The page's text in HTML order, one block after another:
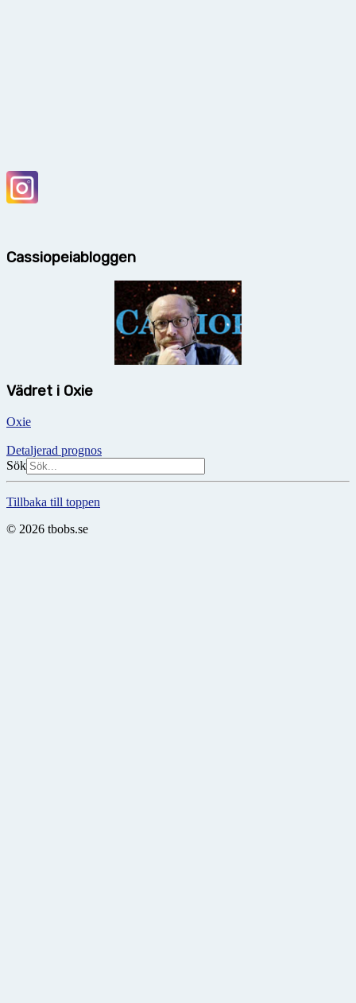
Cassiopeiabloggen
Vädret i Oxie
Oxie
Detaljerad prognos
Sök
Tillbaka till toppen
© 2026 tbobs.se